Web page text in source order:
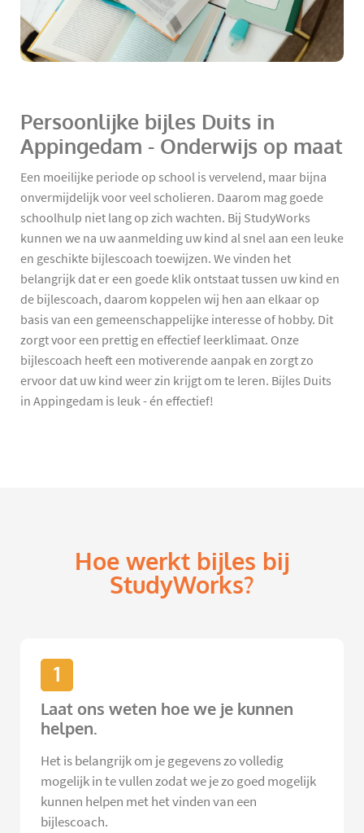
Persoonlijke bijles Duits in
Appingedam - Onderwijs op maat
Een moeilijke periode op school is vervelend, maar bijna
onvermijdelijk voor veel scholieren. Daarom mag goede
schoolhulp niet lang op zich wachten. Bij StudyWorks
kunnen we na uw aanmelding uw kind al snel aan een leuke
en geschikte bijlescoach toewijzen. We vinden het
belangrijk dat er een goede klik ontstaat tussen uw kind en
de bijlescoach, daarom koppelen wij hen aan elkaar op
basis van een gemeenschappelijke interesse of hobby. Dit
zorgt voor een prettig en effectief leerklimaat. Onze
bijlescoach heeft een motiverende aanpak en zorgt zo
ervoor dat uw kind weer zin krijgt om te leren. Bijles Duits
in Appingedam is leuk - én effectief!
Hoe werkt bijles bij
StudyWorks?
1
Laat ons weten hoe we je kunnen
helpen.
Het is belangrijk om je gegevens zo volledig
mogelijk in te vullen zodat we je zo goed mogelijk
kunnen helpen met het vinden van een
bijlescoach.